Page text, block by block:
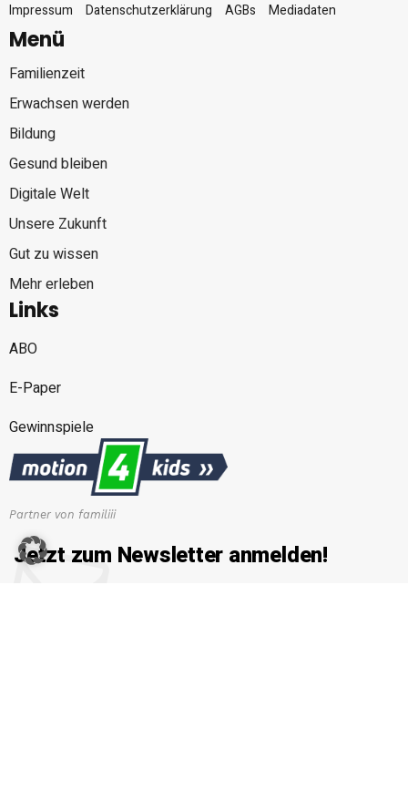
Impressum
Datenschutzerklärung AGBs Mediadaten
Menü
Familienzeit
Erwachsen werden
Bildung
Gesund bleiben
Digitale Welt
Unsere Zukunft
Gut zu wissen
Mehr erleben
Links
ABO
E-Paper
Gewinnspiele
Partner von familiii
Jetzt zum Newsletter anmelden!